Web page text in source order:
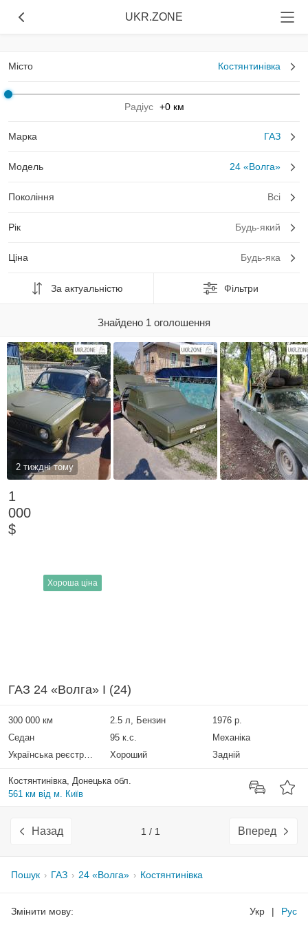
UKR.ZONE
Місто Костянтинівка
Радіус +0 км
Марка ГАЗ
Модель 24 «Волга»
Покоління Всі
Рік Будь-який
Ціна Будь-яка
За актуальністю Фільтри
Знайдено 1 оголошення
2 тиждні тому
1
000
$
Хороша ціна
ГАЗ 24 «Волга» I (24)
300 000 км 2.5 л, Бензин
1976 р.
Седан
95 к.с.
Механіка
Українська реєстрація
Хороший Задній
Костянтинівка, Донецька обл.
561 км від м. Київ
Назад 1 / 1 Вперед
Пошук ГАЗ 24 «Волга» Костянтинівка
Змінити мову: Укр | Рус